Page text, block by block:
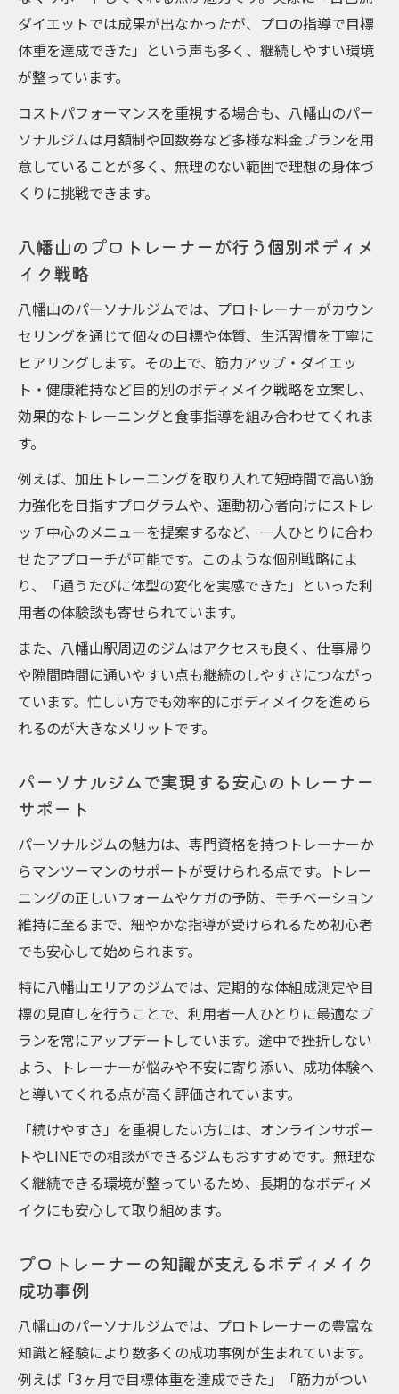
ダイエットでは成果が出なかったが、プロの指導で目標
体重を達成できた」という声も多く、継続しやすい環境
が整っています。
コストパフォーマンスを重視する場合も、八幡山のパー
ソナルジムは月額制や回数券など多様な料金プランを用
意していることが多く、無理のない範囲で理想の身体づ
くりに挑戦できます。
八幡山のプロトレーナーが行う個別ボディメ
イク戦略
八幡山のパーソナルジムでは、プロトレーナーがカウン
セリングを通じて個々の目標や体質、生活習慣を丁寧に
ヒアリングします。その上で、筋力アップ・ダイエッ
ト・健康維持など目的別のボディメイク戦略を立案し、
効果的なトレーニングと食事指導を組み合わせてくれま
す。
例えば、加圧トレーニングを取り入れて短時間で高い筋
力強化を目指すプログラムや、運動初心者向けにストレ
ッチ中心のメニューを提案するなど、一人ひとりに合わ
せたアプローチが可能です。このような個別戦略によ
り、「通うたびに体型の変化を実感できた」といった利
用者の体験談も寄せられています。
また、八幡山駅周辺のジムはアクセスも良く、仕事帰り
や隙間時間に通いやすい点も継続のしやすさにつながっ
ています。忙しい方でも効率的にボディメイクを進めら
れるのが大きなメリットです。
パーソナルジムで実現する安心のトレーナー
サポート
パーソナルジムの魅力は、専門資格を持つトレーナーか
らマンツーマンのサポートが受けられる点です。トレー
ニングの正しいフォームやケガの予防、モチベーション
維持に至るまで、細やかな指導が受けられるため初心者
でも安心して始められます。
特に八幡山エリアのジムでは、定期的な体組成測定や目
標の見直しを行うことで、利用者一人ひとりに最適なプ
ランを常にアップデートしています。途中で挫折しない
よう、トレーナーが悩みや不安に寄り添い、成功体験へ
と導いてくれる点が高く評価されています。
「続けやすさ」を重視したい方には、オンラインサポー
トやLINEでの相談ができるジムもおすすめです。無理な
く継続できる環境が整っているため、長期的なボディメ
イクにも安心して取り組めます。
プロトレーナーの知識が支えるボディメイク
成功事例
八幡山のパーソナルジムでは、プロトレーナーの豊富な
知識と経験により数多くの成功事例が生まれています。
例えば「3ヶ月で目標体重を達成できた」「筋力がつい